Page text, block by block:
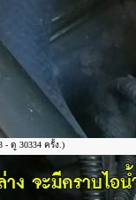
- ดู 30334 ครั้ง.)